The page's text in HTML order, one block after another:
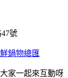
號
鍋物總匯
大家一起來互動呀